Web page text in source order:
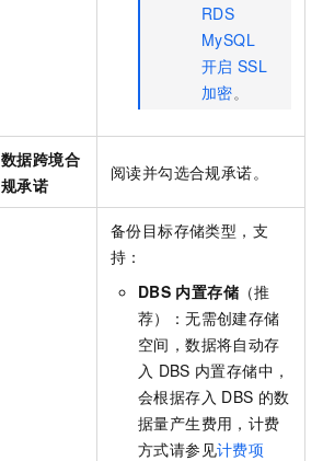
RDS
MySQL
开启 SSL
加密。
数据跨境合
规承诺
阅读并勾选合规承诺。
备份目标存储类型，支
持：
DBS 内置存储 （推
荐）：无需创建存储
空间，数据将自动存
入 DBS 内置存储中，
会根据存入 DBS 的数
据量产生费用，计费
方式请参见计费项